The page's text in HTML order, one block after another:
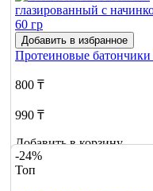
Добавить в избранное
Протеиновые батончики
800 ₸
990 ₸
Добавить в корзину
17
-24%
Топ